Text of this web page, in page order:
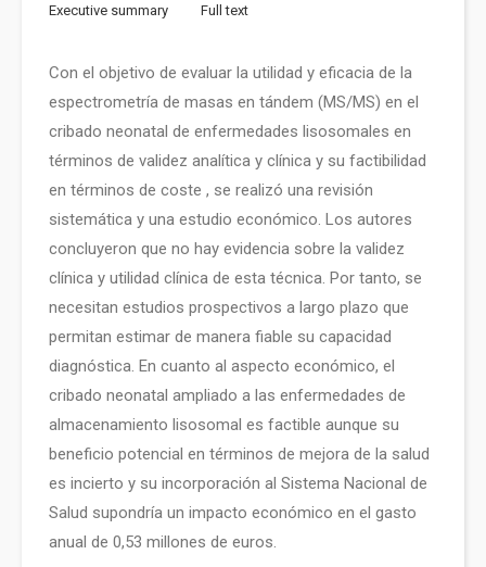
Executive summary Full text
Con el objetivo de evaluar la utilidad y eficacia de la
espectrometría de masas en tándem (MS/MS) en el
cribado neonatal de enfermedades lisosomales en
términos de validez analítica y clínica y su factibilidad
en términos de coste , se realizó una revisión
sistemática y una estudio económico. Los autores
concluyeron que no hay evidencia sobre la validez
clínica y utilidad clínica de esta técnica. Por tanto, se
necesitan estudios prospectivos a largo plazo que
permitan estimar de manera fiable su capacidad
diagnóstica. En cuanto al aspecto económico, el
cribado neonatal ampliado a las enfermedades de
almacenamiento lisosomal es factible aunque su
beneficio potencial en términos de mejora de la salud
es incierto y su incorporación al Sistema Nacional de
Salud supondría un impacto económico en el gasto
anual de 0,53 millones de euros.